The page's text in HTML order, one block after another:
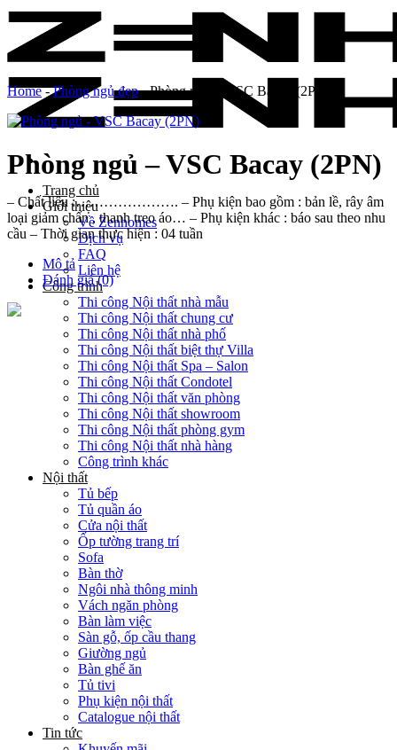
Skip
content
Trang chủ
Giới thiệu
Về Zenhomes
Dịch vụ
FAQ
Liên hệ
Công trình
Thi công Nội thất nhà mẫu
Thi công Nội thất chung cư
Thi công Nội thất nhà phố
Thi công Nội thất biệt thự Villa
Thi công Nội thất Spa – Salon
Thi công Nội thất Condotel
Thi công Nội thất văn phòng
Thi công Nội thất showroom
Thi công Nội thất phòng gym
Thi công Nội thất nhà hàng
Công trình khác
Nội thất
Tủ bếp
Tủ quần áo
Cửa nội thất
Ốp tường trang trí
Sofa
Bàn thờ
Ngôi nhà thông minh
Vách ngăn phòng
Bàn làm việc
Sàn gỗ, ốp cầu thang
Giường ngủ
Bàn ghế ăn
Tủ tivi
Phụ kiện nội thất
Catalogue nội thất
Tin tức
Home-Phòng ngủ đẹp-Phòng ngủ – VSC Bacay (2PN)
Phòng ngủ – VSC Bacay (2PN)
– Chất liệu :…………………. – Phụ kiện bao gồm : bản lề, rây âm
loại giảm chấn , thanh treo áo… – Phụ kiện khác : báo sau theo nhu
cầu – Thời gian thực hiện : 04 tuần
Mô tả
Đánh giá (0)